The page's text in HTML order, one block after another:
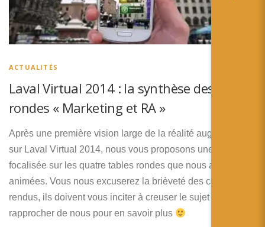
ACTUALITÉS
Laval Virtual 2014 : la synthèse des tables
rondes « Marketing et RA »
Après une première vision large de la réalité augmentée
sur Laval Virtual 2014, nous vous proposons une synthèse
focalisée sur les quatre tables rondes que nous avons
animées. Vous nous excuserez la brièveté des comptes
rendus, ils doivent vous inciter à creuser le sujet ou à vous
rapprocher de nous pour en savoir plus